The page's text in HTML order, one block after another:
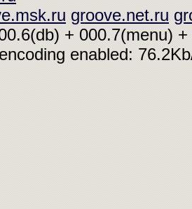
groove.net.ru
+ 000.7(menu)
enabled: